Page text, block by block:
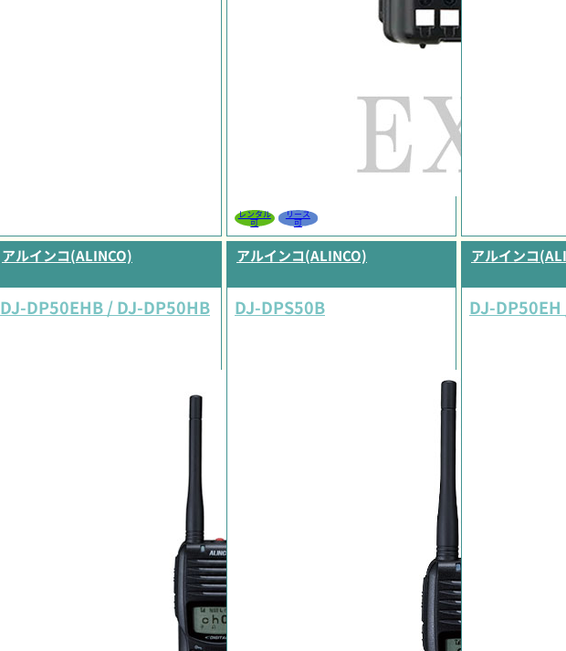
レンタル
可
リース
可
アルインコ(ALINCO)
DJ-DP50EHB / DJ-DP50HB
アルインコ(ALINCO)
DJ-DPS50B
アルインコ
DJ-